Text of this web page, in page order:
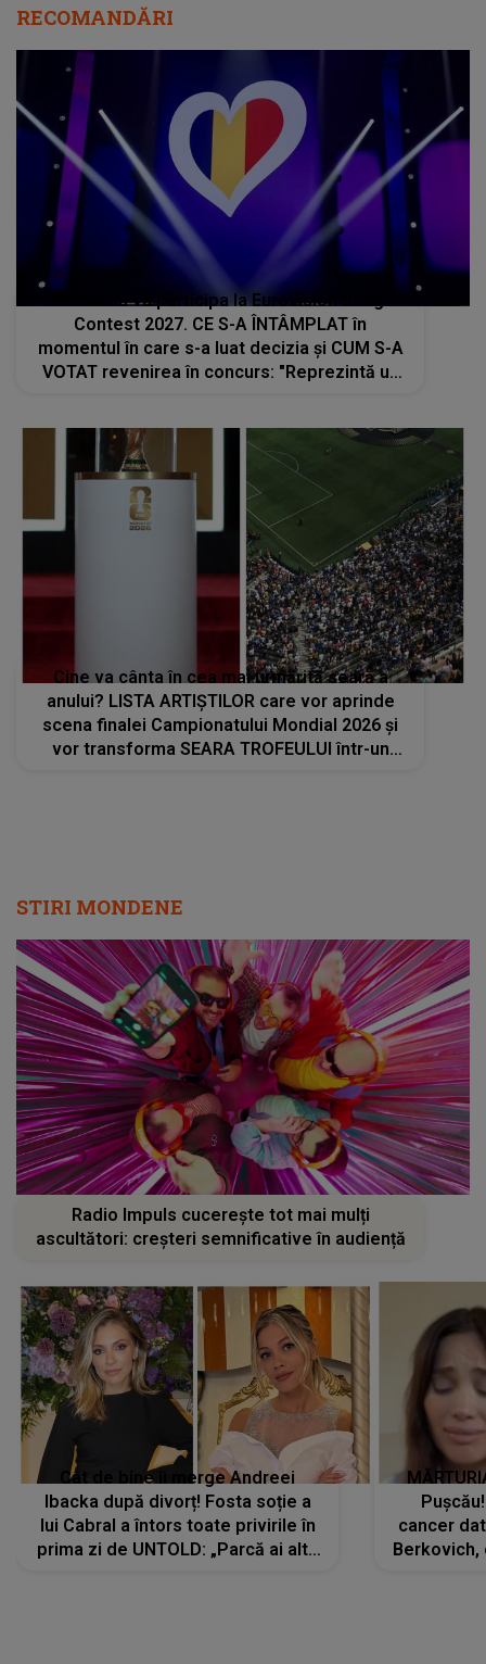
RECOMANDĂRI
România va participa la Eurovision Song
Contest 2027. CE S-A ÎNTÂMPLAT în
momentul în care s-a luat decizia și CUM S-A
VOTAT revenirea în concurs: "Reprezintă un
Cine va cânta în cea mai urmărită seară a
anului? LISTA ARTIȘTILOR care vor aprinde
scena finalei Campionatului Mondial 2026 și
vor transforma SEARA TROFEULUI într-un
STIRI MONDENE
Radio Impuls cucerește tot mai mulți
ascultători: creșteri semnificative în audiență
Cât de bine îi merge Andreei
Ibacka după divorț! Fosta soție a
lui Cabral a întors toate privirile în
prima zi de UNTOLD: „Parcă ai altă
cancer